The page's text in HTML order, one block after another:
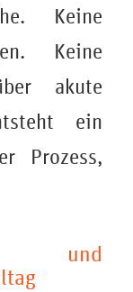
Keine
Keine
akute
ein
Prozess,
und